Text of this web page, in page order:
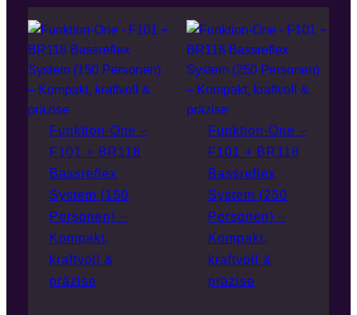
Funktion-One –
F101 + BR118
Bassreflex
System (150
Personen) –
Kompakt,
kraftvoll &
präzise
Funktion-One –
F101 + BR118
Bassreflex
System (250
Personen) –
Kompakt,
kraftvoll &
präzise